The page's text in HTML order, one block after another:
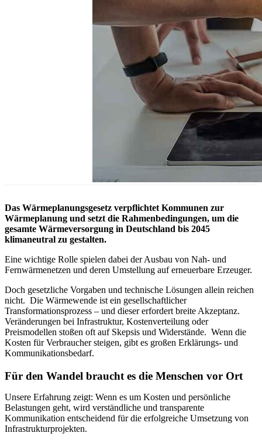
Das Wärmeplanungsgesetz verpflichtet Kommunen zur
Wärmeplanung und setzt die Rahmenbedingungen, um die
gesamte Wärmeversorgung in Deutschland bis 2045
klimaneutral zu gestalten.
Eine wichtige Rolle spielen dabei der Ausbau von Nah- und
Fernwärmenetzen und deren Umstellung auf erneuerbare Erzeuger.
Doch gesetzliche Vorgaben und technische Lösungen allein reichen
nicht. Die Wärmewende ist ein gesellschaftlicher
Transformationsprozess – und dieser erfordert breite Akzeptanz.
Veränderungen bei Infrastruktur, Kostenverteilung oder
Preismodellen stoßen oft auf Skepsis und Widerstände. Wenn die
Kosten für Verbraucher steigen, gibt es großen Erklärungs- und
Kommunikationsbedarf.
Für den Wandel braucht es die Menschen vor Ort
Unsere Erfahrung zeigt: Wenn es um Kosten und persönliche
Belastungen geht, wird verständliche und transparente
Kommunikation entscheidend für die erfolgreiche Umsetzung von
Infrastrukturprojekten.